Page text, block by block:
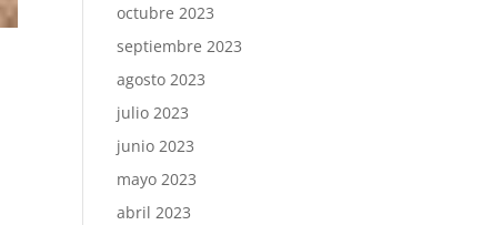
octubre 2023
septiembre 2023
agosto 2023
julio 2023
junio 2023
mayo 2023
abril 2023